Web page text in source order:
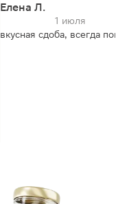
Елена Л.
1 июля
вкусная сдоба, всегда